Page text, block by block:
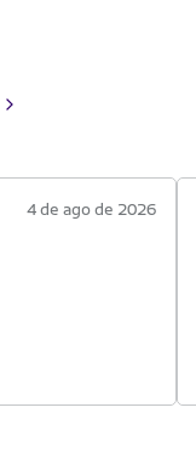
4 de ago de 2026